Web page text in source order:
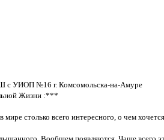
с УИОП №16 г. Комсомольска-на-Амуре
Жизни :***
столько всего интересного, о чем